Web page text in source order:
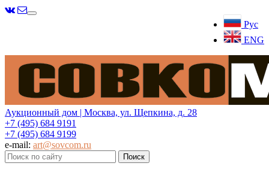
Рус
ENG
Меню
Аукционный дом | Москва, ул. Щепкина, д. 28
+7 (495) 684 9191
+7 (495) 684 9199
e-mail: art@sovcom.ru